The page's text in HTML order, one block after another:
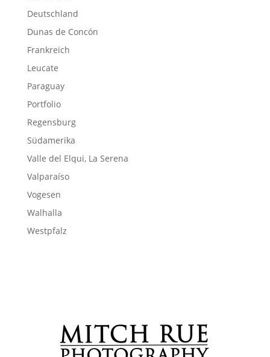
Deutschland
Dunas de Concón
Frankreich
Leucate
Paraguay
Portfolio
Regensburg
Südamerika
Valle del Elqui, La Serena
Valparaíso
Vogesen
Walhalla
Westpfalz